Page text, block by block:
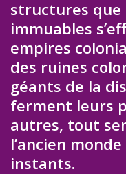
structures que
immuables
empires
des ruines
géants de la
ferment leurs
autres, tout
l’ancien
instants.